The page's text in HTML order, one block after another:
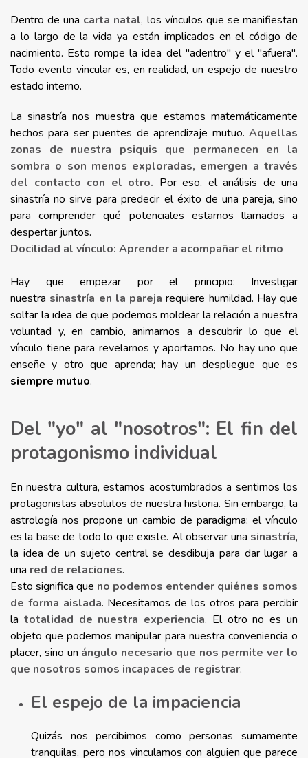
Dentro de una carta natal, los vínculos que se manifiestan
a lo largo de la vida ya están implicados en el código de
nacimiento. Esto rompe la idea del "adentro" y el "afuera".
Todo evento vincular es, en realidad, un espejo de nuestro
estado interno.
La sinastría nos muestra que estamos matemáticamente
hechos para ser puentes de aprendizaje mutuo. Aquellas
zonas de nuestra psiquis que permanecen en la
sombra o son menos exploradas, emergen a través
del contacto con el otro. Por eso, el análisis de una
sinastría no sirve para predecir el éxito de una pareja, sino
para comprender qué potenciales estamos llamados a
despertar juntos.
Docilidad al vínculo: Aprender a acompañar el ritmo
Hay que empezar por el principio: Investigar
nuestra sinastría en la pareja requiere humildad. Hay que
soltar la idea de que podemos moldear la relación a nuestra
voluntad y, en cambio, animarnos a descubrir lo que el
vínculo tiene para revelarnos y aportarnos. No hay uno que
enseñe y otro que aprenda; hay un despliegue que es
siempre mutuo.
Del "yo" al "nosotros": El fin del
protagonismo individual
En nuestra cultura, estamos acostumbrados a sentirnos los
protagonistas absolutos de nuestra historia. Sin embargo, la
astrología nos propone un cambio de paradigma: el vínculo
es la base de todo lo que existe. Al observar una sinastría,
la idea de un sujeto central se desdibuja para dar lugar a
una red de relaciones.
Esto significa que no podemos entender quiénes somos
de forma aislada. Necesitamos de los otros para percibir
la totalidad de nuestra experiencia. El otro no es un
objeto que podemos manipular para nuestra conveniencia o
placer, sino un ángulo necesario que nos permite ver lo
que nosotros somos incapaces de registrar.
El espejo de la impaciencia
Quizás nos percibimos como personas sumamente
tranquilas, pero nos vinculamos con alguien que parece